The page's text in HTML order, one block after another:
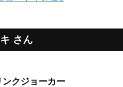
さん
ンクジョーカー